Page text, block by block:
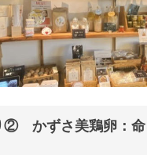
② かずさ美鶏卵：命